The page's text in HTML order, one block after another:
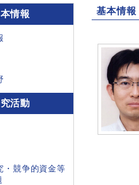
情報
活動
・競争的資金等
基本情報